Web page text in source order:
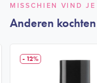
MISSCHIEN VIND
Anderen
- 12%